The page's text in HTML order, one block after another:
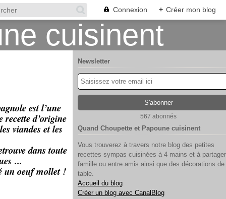
Connexion + Créer mon blog
est l’une
recette d’origine
viandes et les
dans toute
...
un oeuf mollet !
Newsletter
567 abonnés
Quand Choupette et Papoune cuisinent
Vous trouverez à travers notre blog des petites
recettes sympas cuisinées à 4 mains et à
famille ou entre amis ainsi que des décorations de
table.
Accueil du blog
Créer un blog avec CanalBlog